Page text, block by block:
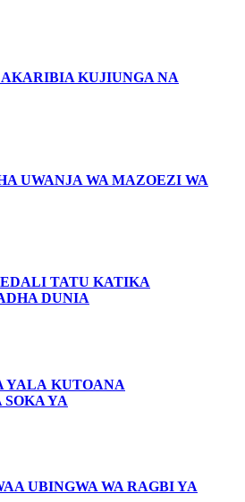
KUJIUNGA NA
UWANJA WA MAZOEZI WA
TATU KATIKA
DUNIA
YALA KUTOANA
YA
UBINGWA WA RAGBI YA